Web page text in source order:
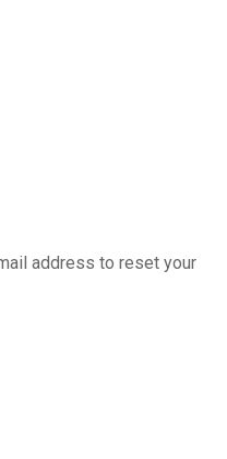
address to reset your